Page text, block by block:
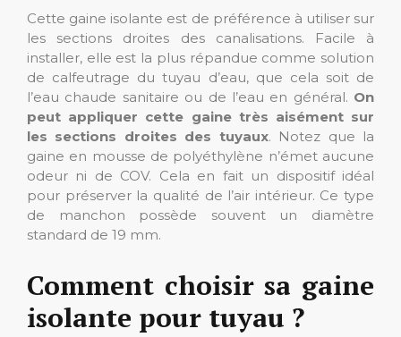
Cette gaine isolante est de préférence à utiliser sur
les sections droites des canalisations. Facile à
installer, elle est la plus répandue comme solution
de calfeutrage du tuyau d’eau, que cela soit de
l’eau chaude sanitaire ou de l’eau en général. On
peut appliquer cette gaine très aisément sur
les sections droites des tuyaux. Notez que la
gaine en mousse de polyéthylène n’émet aucune
odeur ni de COV. Cela en fait un dispositif idéal
pour préserver la qualité de l’air intérieur. Ce type
de manchon possède souvent un diamètre
standard de 19 mm.
Comment choisir sa gaine
isolante pour tuyau ?